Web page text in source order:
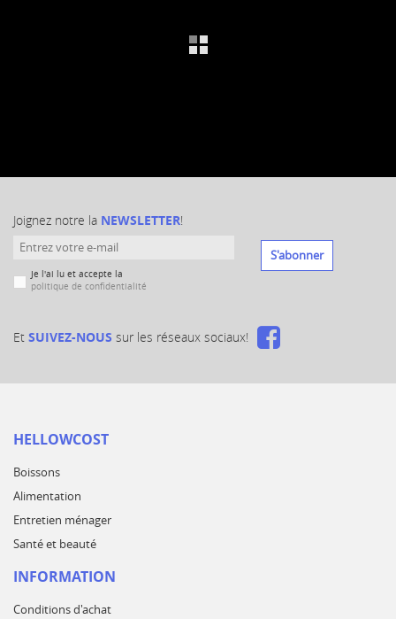
Joignez notre la NEWSLETTER!
Je l'ai lu et accepte la
politique de confidentialité
S'abonner
Et SUIVEZ-NOUS sur les réseaux sociaux!
HELLOWCOST
Boissons
Alimentation
Entretien ménager
Santé et beauté
INFORMATION
Conditions d'achat